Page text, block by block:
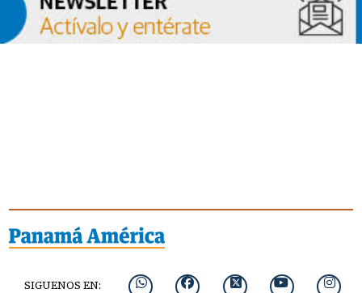
SIGUENOS EN: